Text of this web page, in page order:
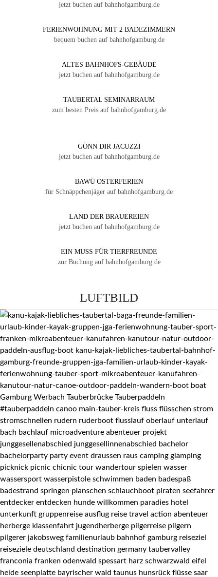
jetzt buchen auf bahnhofgamburg.de
FERIENWOHNUNG MIT 2 BADEZIMMERN
bequem buchen auf bahnhofgamburg.de
ALTES BAHNHOFS-GEBÄUDE
jetzt buchen auf bahnhofgamburg.de
TAUBERTAL SEMINARRAUM
zum besten Preis auf bahnhofgamburg.de
GÖNN DIR JACUZZI
jetzt buchen auf bahnhofgamburg.de
BAWÜ OSTERFERIEN
für Schnäppchenjäger auf bahnhofgamburg.de
LAND DER BRAUEREIEN
jetzt buchen auf bahnhofgamburg.de
EIN MUSS FÜR TIERFREUNDE
zur Buchung auf bahnhofgamburg.de
LUFTBILD